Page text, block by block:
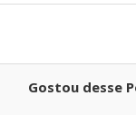
Gostou desse